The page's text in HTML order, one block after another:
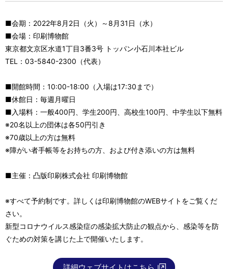
■会期：2022年8月2日（火）～8月31日（水）
■会場：印刷博物館
東京都文京区水道1丁目3番3号 トッパン小石川本社ビル
TEL：03-5840-2300（代表）
■開館時間：10:00-18:00（入場は17:30まで）
■休館日：毎週月曜日
■入場料：一般400円、学生200円、高校生100円、中学生以下無料
※20名以上の団体は各50円引き
※70歳以上の方は無料
※障がい者手帳等をお持ちの方、および付き添いの方は無料
■主催：凸版印刷株式会社 印刷博物館
※すべて予約制です。詳しくは印刷博物館のWEBサイトをご覧くだ
さい。
新型コロナウイルス感染症の感染拡大防止の観点から、感染等を防
ぐための対策を講じた上で開催いたします。